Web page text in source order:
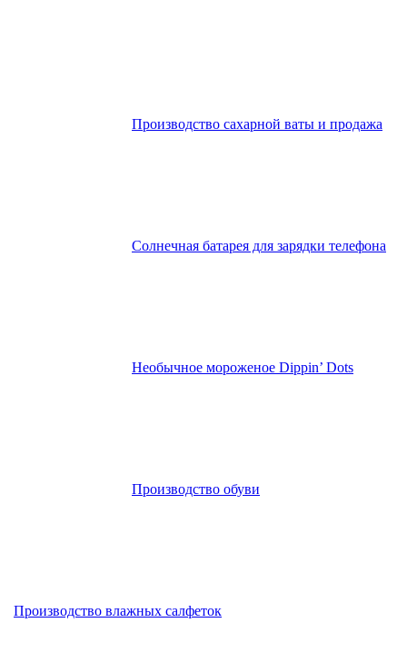
Производство сахарной ваты и продажа
Солнечная батарея для зарядки телефона
Необычное мороженое Dippin’ Dots
Производство обуви
Производство влажных салфеток